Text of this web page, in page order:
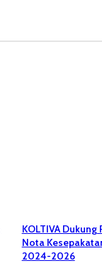
KOLTIVA
Nota
2024-2026